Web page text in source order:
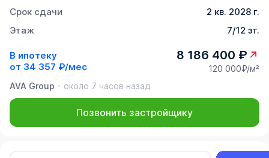
Срок сдачи
2 кв. 2028 г.
Этаж
7/12 эт.
В ипотеку
от 34 357 ₽/мес
8 186 400 ₽
120 000₽/м²
AVA Group
около 7 часов назад
Позвонить застройщику